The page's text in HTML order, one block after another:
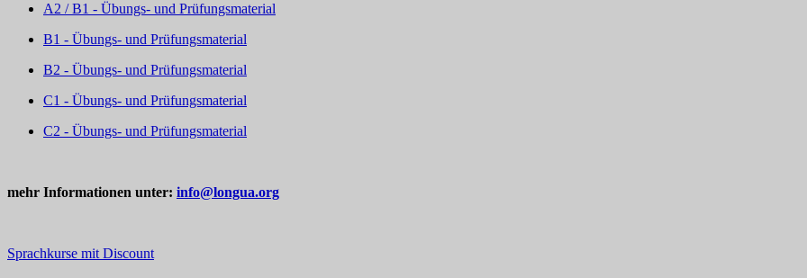
A2 / B1 - Übungs- und Prüfungsmaterial
B1 - Übungs- und Prüfungsmaterial
B2 - Übungs- und Prüfungsmaterial
C1 - Übungs- und Prüfungsmaterial
C2 - Übungs- und Prüfungsmaterial
mehr Informationen unter: info@longua.org
Sprachkurse mit Discount